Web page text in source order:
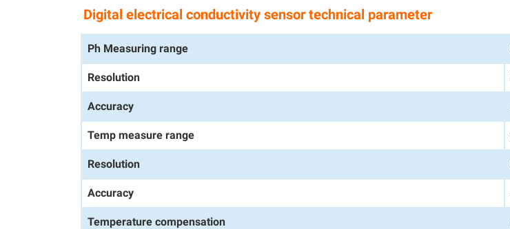
Digital electrical conductivity sensor technical parameter
Ph Measuring range
Resolution
Accuracy
Temp measure range
Resolution
Accuracy
Temperature compensation